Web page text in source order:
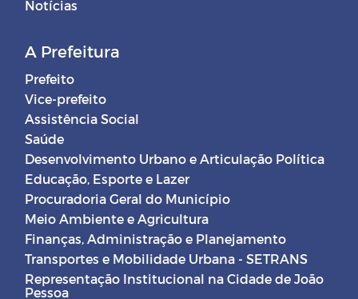
Notícias
A Prefeitura
Prefeito
Vice-prefeito
Assistência Social
Saúde
Desenvolvimento Urbano e Articulação Política
Educação, Esporte e Lazer
Procuradoria Geral do Município
Meio Ambiente e Agricultura
Finanças, Administração e Planejamento
Transportes e Mobilidade Urbana - SETRANS
Representação Institucional na Cidade de João
Pessoa